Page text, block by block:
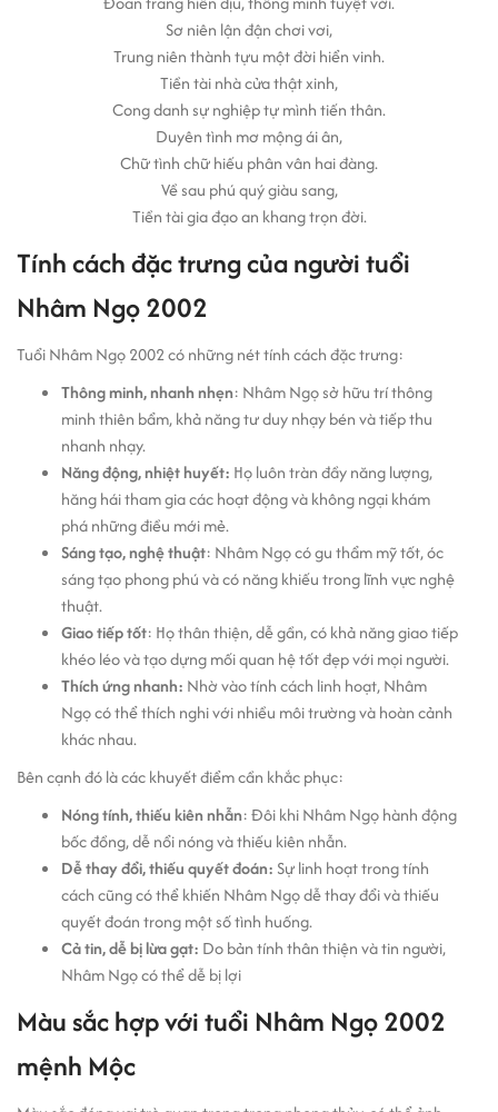
Sơ niên lận đận chơi vơi,
Trung niên thành tựu một đời hiển vinh.
Tiền tài nhà cửa thật xinh,
Cong danh sự nghiệp tự mình tiến thân.
Duyên tình mơ mộng ái ân,
Chữ tình chữ hiếu phân vân hai đàng.
Về sau phú quý giàu sang,
Tiền tài gia đạo an khang trọn đời.
Tính cách đặc trưng của người tuổi
Nhâm Ngọ 2002
Tuổi Nhâm Ngọ 2002 có những nét tính cách đặc trưng:
Thông minh, nhanh nhẹn: Nhâm Ngọ sở hữu trí thông
minh thiên bẩm, khả năng tư duy nhạy bén và tiếp thu
nhanh nhạy.
Năng động, nhiệt huyết: Họ luôn tràn đầy năng lượng,
hăng hái tham gia các hoạt động và không ngại khám
phá những điều mới mẻ.
Sáng tạo, nghệ thuật: Nhâm Ngọ có gu thẩm mỹ tốt, óc
sáng tạo phong phú và có năng khiếu trong lĩnh vực nghệ
thuật.
Giao tiếp tốt: Họ thân thiện, dễ gần, có khả năng giao tiếp
khéo léo và tạo dựng mối quan hệ tốt đẹp với mọi người.
Thích ứng nhanh: Nhờ vào tính cách linh hoạt, Nhâm
Ngọ có thể thích nghi với nhiều môi trường và hoàn cảnh
khác nhau.
Bên cạnh đó là các khuyết điểm cần khắc phục:
Nóng tính, thiếu kiên nhẫn: Đôi khi Nhâm Ngọ hành động
bốc đồng, dễ nổi nóng và thiếu kiên nhẫn.
Dễ thay đổi, thiếu quyết đoán: Sự linh hoạt trong tính
cách cũng có thể khiến Nhâm Ngọ dễ thay đổi và thiếu
quyết đoán trong một số tình huống.
Cả tin, dễ bị lừa gạt: Do bản tính thân thiện và tin người,
Nhâm Ngọ có thể dễ bị lợi
Màu sắc hợp với tuổi Nhâm Ngọ 2002
mệnh Mộc